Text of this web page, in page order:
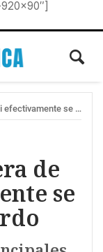
se firma el acuerdo
de
se